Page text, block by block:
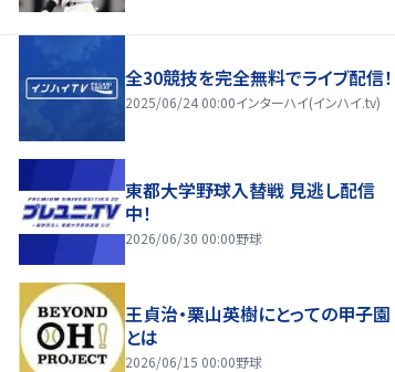
全30競技を完全無料でライブ配信！
2025/06/24 00:00インターハイ(インハイ.tv)
東都大学野球入替戦 見逃し配信
中！
2026/06/30 00:00野球
王貞治・栗山英樹にとっての甲子園
とは
2026/06/15 00:00野球